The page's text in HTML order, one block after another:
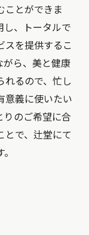
ことができま
し、トータルで
スを提供するこ
がら、美と健康
れるので、忙し
意義に使いたい
りのご希望に合
とで、辻堂にて